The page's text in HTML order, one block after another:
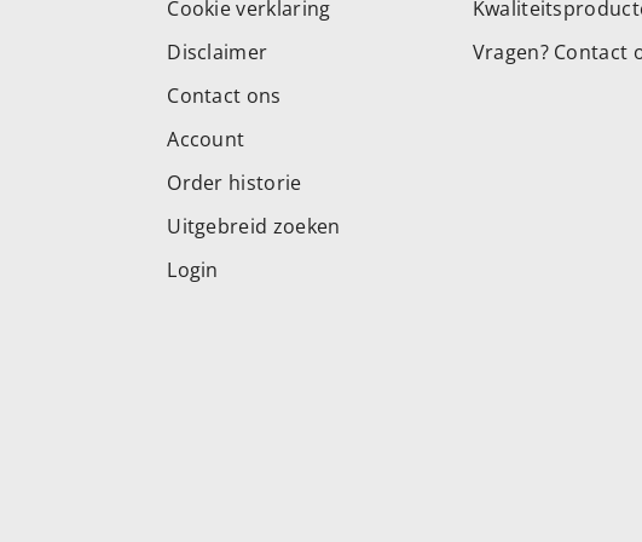
Cookie verklaring
Disclaimer
Contact ons
Account
Order historie
Uitgebreid zoeken
Login
Vragen? Contact